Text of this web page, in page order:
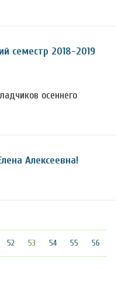
семестр 2018-2019
осеннего
Алексеевна!
52 53 (текущая)
54 55 56